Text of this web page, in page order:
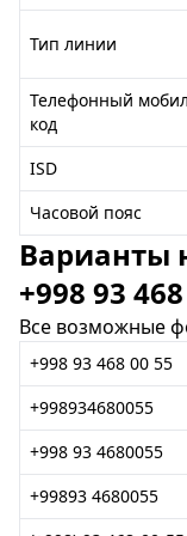
Тип линии
Телефонный
код
ISD
Часовой пояс
Варианты
+998 93
Все возможные
+998 93 468 00 55
+998934680055
+998 93 4680055
+99893 4680055